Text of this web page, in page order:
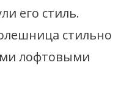
его стиль.
стильно
лофтовыми